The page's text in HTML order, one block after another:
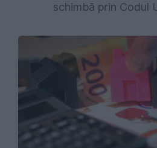
schimbă prin Codul